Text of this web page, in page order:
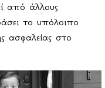
από άλλους
το υπόλοιπο
ασφαλείας στο